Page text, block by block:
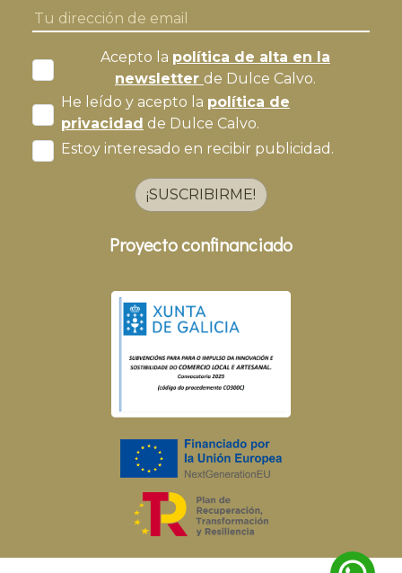
Acepto la política de alta en la
newsletter de Dulce Calvo.
He leído y acepto la política de
privacidad de Dulce Calvo.
Estoy interesado en recibir publicidad.
¡SUSCRIBIRME!
Proyecto confinanciado